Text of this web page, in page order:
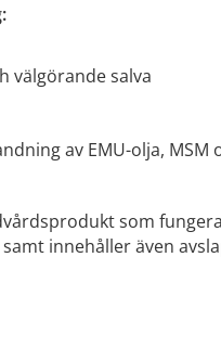
välgörande salva
av EMU-olja, MSM
som
innehåller även